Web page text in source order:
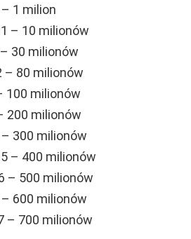
1 milion
– 10 milionów
30 milionów
– 80 milionów
100 milionów
200 milionów
300 milionów
– 400 milionów
– 500 milionów
600 milionów
– 700 milionów